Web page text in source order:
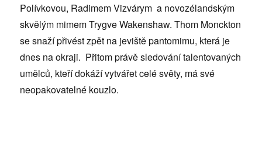
Polívkovou, Radimem Vizvárym a novozélandským
skvělým mimem Trygve Wakenshaw. Thom Monckton
se snaží přivést zpět na jeviště pantomimu, která je
dnes na okraji. Přitom právě sledování talentovaných
umělců, kteří dokáží vytvářet celé světy, má své
neopakovatelné kouzlo.